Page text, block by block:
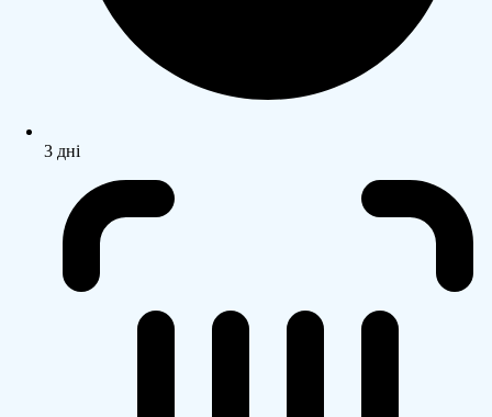
3 дні